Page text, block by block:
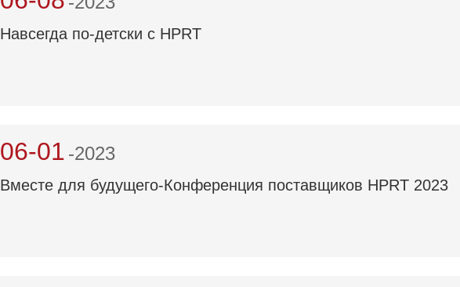
Навсегда по-детски с HPRT
06-01 -2023
Вместе для будущего-Конференция поставщиков HPRT 2023